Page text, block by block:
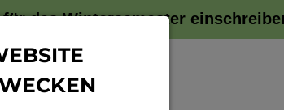
das Wintersemester